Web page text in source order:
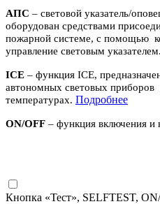
АПС – световой указатель/
оборудован средствами
пожарной системе, с помощью
управление световым указателем.
ICE – функция ICE,
автономных световых приборов
температурах. Подробнее
ON/OFF – функция включения
Кнопка «Тест», SELFTEST,